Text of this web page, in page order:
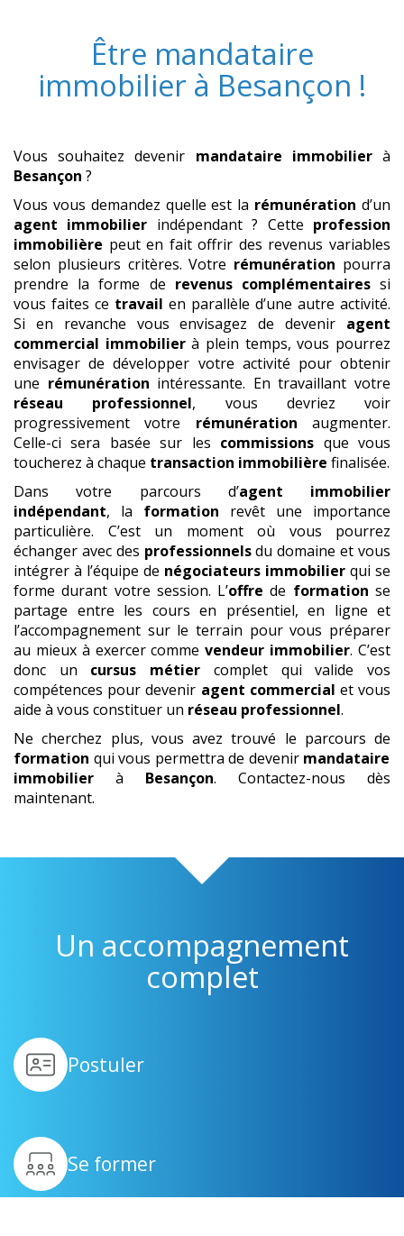
Être mandataire
immobilier à Besançon !
Vous souhaitez devenir mandataire immobilier à
Besançon ?
Vous vous demandez quelle est la rémunération d’un
agent immobilier indépendant ? Cette profession
immobilière peut en fait offrir des revenus variables
selon plusieurs critères. Votre rémunération pourra
prendre la forme de revenus complémentairessi
vous faites ce travail en parallèle d’une autre activité.
Si en revanche vous envisagez de devenir agent
commercial immobilierà plein temps, vous pourrez
envisager de développer votre activité pour obtenir
une rémunération intéressante. En travaillant votre
réseau professionnel, vous devriez voir
progressivement votre rémunération augmenter.
Celle-ci sera basée sur les commissions que vous
toucherez à chaque transaction immobilière finalisée.
Dans votre parcours d’agent immobilier
indépendant, la formation revêt une importance
particulière. C’est un moment où vous pourrez
échanger avec des professionnelsdu domaine et vous
intégrer à l’équipe de négociateurs immobilier qui se
forme durant votre session. L’offre de formation se
partage entre les cours en présentiel, en ligne et
l’accompagnement sur le terrain pour vous préparer
au mieux à exercer commevendeur immobilier. C’est
donc un cursus métier complet qui valide vos
compétences pour devenir agent commercial et vous
aide à vous constituer un réseau professionnel.
Ne cherchez plus, vous avez trouvé le parcours de
formation qui vous permettra de devenir mandataire
immobilier à Besançon. Contactez-nous dès
maintenant.
Un accompagnement
complet
Postuler
Se former